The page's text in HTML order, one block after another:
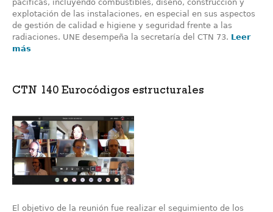
pacíficas, incluyendo combustibles, diseño, construcción y
explotación de las instalaciones, en especial en sus aspectos
de gestión de calidad e higiene y seguridad frente a las
radiaciones. UNE desempeña la secretaría del CTN 73. Leer
más
CTN 140 Eurocódigos estructurales
El objetivo de la reunión fue realizar el seguimiento de los